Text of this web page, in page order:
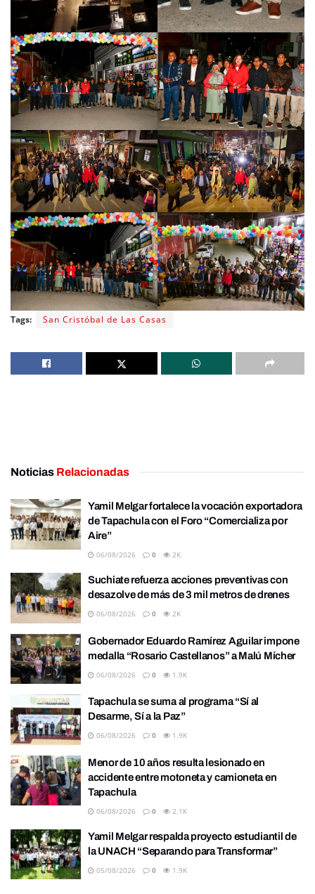
Tags: San Cristóbal de Las Casas
Noticias Relacionadas
Yamil Melgar fortalece la vocación exportadora
de Tapachula con el Foro “Comercializa por
Aire”
06/08/2026 0 2K
Suchiate refuerza acciones preventivas con
desazolve de más de 3 mil metros de drenes
06/08/2026 0 2K
Gobernador Eduardo Ramírez Aguilar impone
medalla “Rosario Castellanos” a Malú Mícher
06/08/2026 0 1.9K
Tapachula se suma al programa “Sí al
Desarme, Sí a la Paz”
06/08/2026 0 1.9K
Menor de 10 años resulta lesionado en
accidente entre motoneta y camioneta en
Tapachula
06/08/2026 0 2.1K
Yamil Melgar respalda proyecto estudiantil de
la UNACH “Separando para Transformar”
05/08/2026 0 1.9K